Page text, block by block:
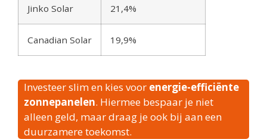
Jinko Solar 21,4%
Canadian Solar 19,9%
Investeer slim en kies voor energie-efficiënte
zonnepanelen. Hiermee bespaar je niet
alleen geld, maar draag je ook bij aan een
duurzamere toekomst.